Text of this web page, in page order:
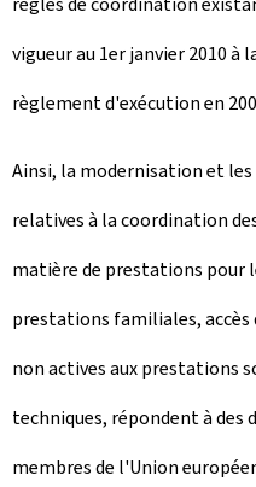
vigueur au 1er janvier 2010 à
règlement d'exécution en
Ainsi, la modernisation et
relatives à la coordination
matière de prestations pour
prestations familiales,
non actives aux prestations
techniques, répondent à des
membres de l'Union